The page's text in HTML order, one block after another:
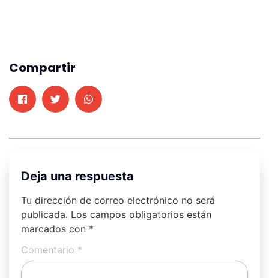
Compartir
Deja una respuesta
Tu dirección de correo electrónico no será
publicada. Los campos obligatorios están
marcados con *
Comentario *